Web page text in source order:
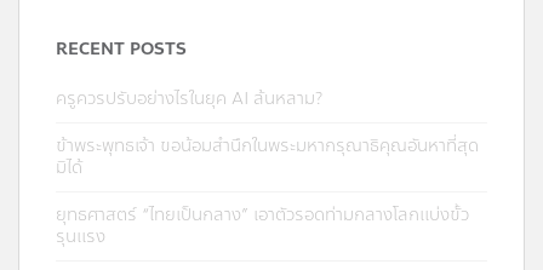
RECENT POSTS
ครูควรปรับอย่างไรในยุค AI ล้นหลาม?
ข้าพระพุทธเจ้า ขอน้อมสำนึกในพระมหากรุณาธิคุณอันหาที่สุด
มิได้
ยุทธศาสตร์ “ไทยเป็นกลาง” เอาตัวรอดท่ามกลางโลกแบ่งขั้ว
รุนแรง